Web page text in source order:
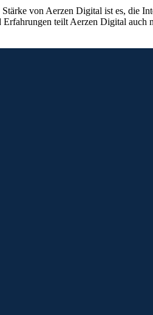
von Aerzen Digital ist es, die
teilt Aerzen Digital